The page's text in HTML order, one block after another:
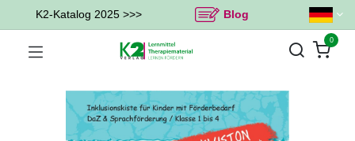
K2-Katalog 2025 >>> Blog
0